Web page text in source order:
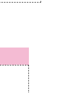
09, 2016